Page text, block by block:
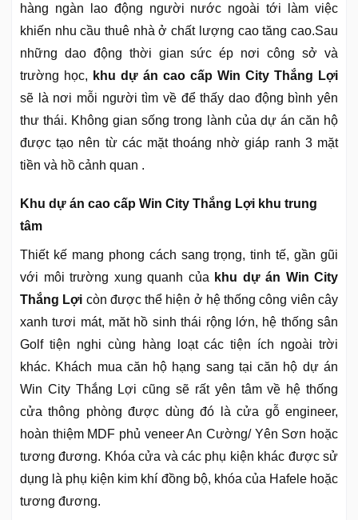
hàng ngàn lao động người nước ngoài tới làm việc
khiến nhu cầu thuê nhà ở chất lượng cao tăng cao.Sau
những dao động thời gian sức ép nơi công sở và
trường học, khu dự án cao cấp Win City Thắng Lợi
sẽ là nơi mỗi người tìm về để thấy dao động bình yên
thư thái. Không gian sống trong lành của dự án căn hộ
được tạo nên từ các mặt thoáng nhờ giáp ranh 3 mặt
tiền và hồ cảnh quan .
Khu dự án cao cấp Win City Thắng Lợi khu trung
tâm
Thiết kế mang phong cách sang trọng, tinh tế, gần gũi
với môi trường xung quanh của khu dự án Win City
Thắng Lợi còn được thể hiện ở hệ thống công viên cây
xanh tươi mát, măt hồ sinh thái rộng lớn, hệ thống sân
Golf tiện nghi cùng hàng loạt các tiện ích ngoài trời
khác. Khách mua căn hộ hạng sang tại căn hộ dự án
Win City Thắng Lợi cũng sẽ rất yên tâm về hệ thống
cửa thông phòng được dùng đó là cửa gỗ engineer,
hoàn thiệm MDF phủ veneer An Cường/ Yên Sơn hoặc
tương đương. Khóa cửa và các phụ kiện khác được sử
dụng là phụ kiện kim khí đồng bộ, khóa của Hafele hoặc
tương đương.